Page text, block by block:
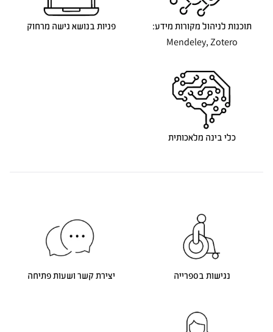
תוכנות לניהול מקורות מידע:
Mendeley, Zotero
פניות בנושא גישה מרחוק
כלי בינה מלאכותית
נגישות בספרייה יצירת קשר ושעות פתיחה